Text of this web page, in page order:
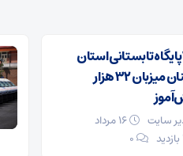
۲۷۹ پایگاه تابستانی استان
سمنان میزبان ۳۲ هزار
سایت
۰